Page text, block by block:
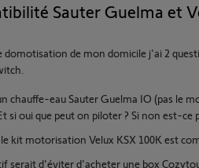
Sauter Guelma et
domotisation de mon domicile j'ai 2
chauffe-eau Sauter Guelma IO (pas le
si oui que peut on piloter ? Si non est-ce
kit motorisation Velux KSX 100K est
serait d'éviter d'acheter une box